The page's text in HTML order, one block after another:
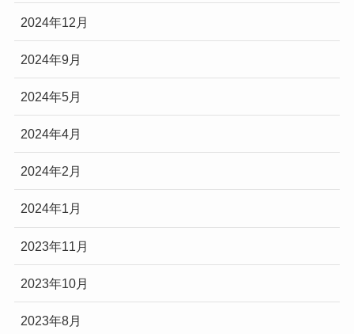
2024年12月
2024年9月
2024年5月
2024年4月
2024年2月
2024年1月
2023年11月
2023年10月
2023年8月